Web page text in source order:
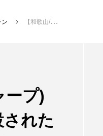
ン 【和歌山/岩出市】cafe Chrp(カフェチャープ)「移転オープン！広いドッグランが併設されたオシャレすぎるドッグカフェ！店内同伴OK！」
ープ)
れた